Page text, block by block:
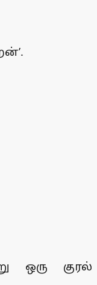
ஒரு குரல்